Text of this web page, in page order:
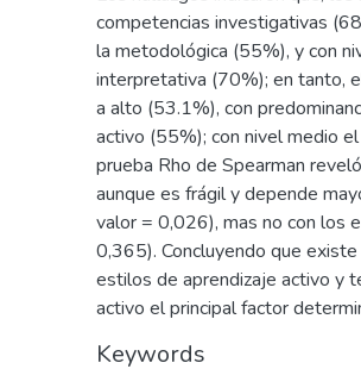
competencias investigativas
la metodológica (55%), y con
interpretativa (70%); en tanto,
a alto (53.1%), con
activo (55%); con nivel medio
prueba Rho de Spearman
aunque es frágil y depende
valor = 0,026), mas no con los
0,365). Concluyendo que
estilos de aprendizaje activo y
activo el principal factor
Keywords